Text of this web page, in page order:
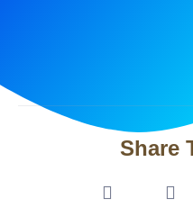
Share